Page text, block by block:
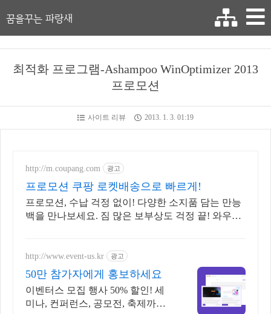
꿈을꾸는 파랑새
최적화 프로그램-Ashampoo WinOptimizer 2013
프로모션
사이트 리뷰 2013. 1. 3. 01:19
http://m.coupang.com 광고
프로모션 쿠팡 로켓배송으로 빠르게!
프로모션, 수납 걱정 없이! 다양한 소지품 담는 만능
백을 만나보세요. 짐 많은 보부상도 걱정 끝! 와우회
http://www.event-us.kr 광고
50만 참가자에게 홍보하세요
이벤터스 모집 행사 50% 할인! 세
미나, 컨퍼런스, 공모전, 축제까지